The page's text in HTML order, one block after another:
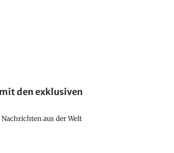
den exklusiven
aus der Welt